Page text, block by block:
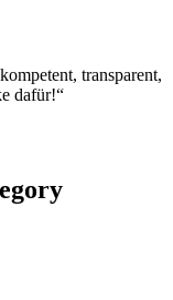
transparent,
dafür!“